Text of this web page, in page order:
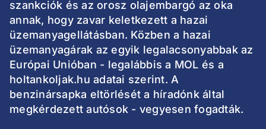
szankciók és az orosz olajembargó az oka
annak, hogy zavar keletkezett a hazai
üzemanyagellátásban. Közben a hazai
üzemanyagárak az egyik legalacsonyabbak az
Európai Unióban - legalábbis a MOL és a
holtankoljak.hu adatai szerint. A
benzinársapka eltörlését a híradónk által
megkérdezett autósok - vegyesen fogadták.